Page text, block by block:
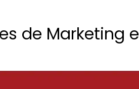
de Marketing